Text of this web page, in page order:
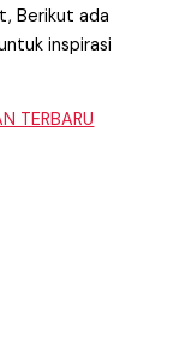
Berikut ada
inspirasi
TERBARU